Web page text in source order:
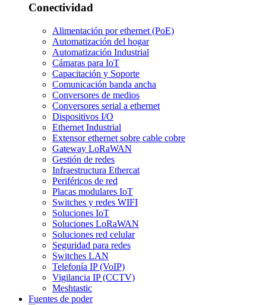
Conectividad
Alimentación por ethernet (PoE)
Automatización del hogar
Automatización Industrial
Cámaras para IoT
Capacitación y Soporte
Comunicación banda ancha
Conversores de medios
Conversores serial a ethernet
Dispositivos I/O
Ethernet Industrial
Extensor ethernet sobre cable cobre
Gateway LoRaWAN
Gestión de redes
Infraestructura Ethercat
Periféricos de red
Placas modulares IoT
Switches y redes WIFI
Soluciones IoT
Soluciones LoRaWAN
Soluciones red celular
Seguridad para redes
Switches LAN
Telefonía IP (VoIP)
Vigilancia IP (CCTV)
Meshtastic
Fuentes de poder